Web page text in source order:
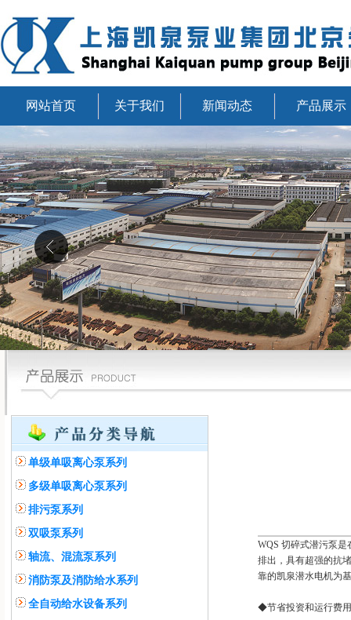
网站首页 关于我们 新闻动态 产品展示
单级单吸离心泵系列
多级单吸离心泵系列
排污泵系列
双吸泵系列
轴流、混流泵系列
消防泵及消防给水系列
全自动给水设备系列
WQS 切碎式潜污泵
排出，具有超强的抗
靠的凯泉潜水电机为
◆节省投资和运行费